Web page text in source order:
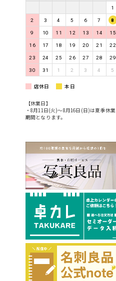
1
2 3 4 5 6 7 8
9 10 11 12 13 14 15
16 17 18 19 20 21 22
23 24 25 26 27 28 29
30 31 1 2 3 4 5
店休日 本日
【休業日】
・8月11日(火)〜8月16日(日)は夏季休業
期間となります。